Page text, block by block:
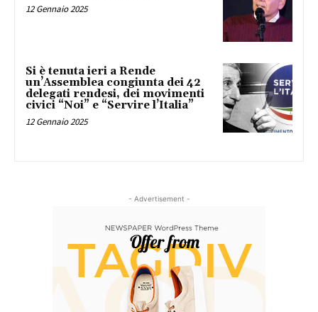
12 Gennaio 2025
Si è tenuta ieri a Rende
un’Assemblea congiunta dei 42
delegati rendesi, dei movimenti
civici “Noi” e “Servire l’Italia”
12 Gennaio 2025
- Advertisement -